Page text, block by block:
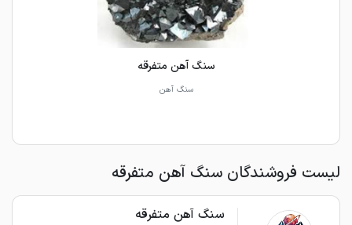
سنگ آهن متفرقه
سنگ آهن
لیست فروشندگان سنگ آهن متفرقه
سنگ آهن متفرقه